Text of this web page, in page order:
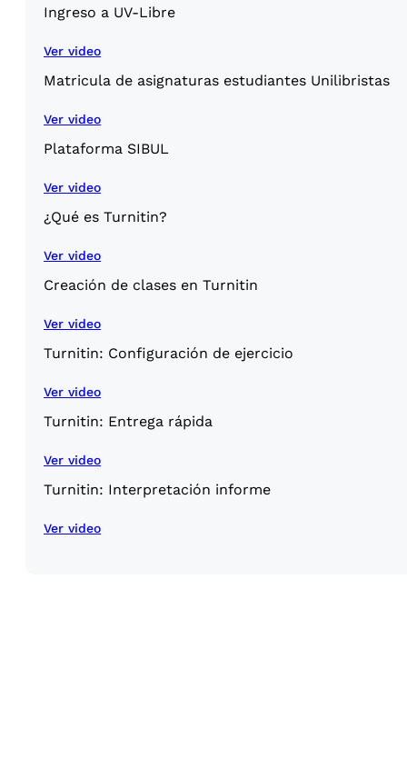
Ingreso a UV-Libre
Ver video
Matricula de asignaturas estudiantes Unilibristas
Ver video
Plataforma SIBUL
Ver video
¿Qué es Turnitin?
Ver video
Creación de clases en Turnitin
Ver video
Turnitin: Configuración de ejercicio
Ver video
Turnitin: Entrega rápida
Ver video
Turnitin: Interpretación informe
Ver video